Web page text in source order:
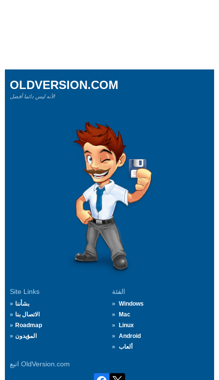
Site Links
بشأننا
الاتصال بنا
Roadmap
المؤيدون
الفئة
Windows
Mac
Linux
Android
ألعاب
اتبع OldVersion.com
OLDVERSION.COM
لأنه ليس دائما أفضل!